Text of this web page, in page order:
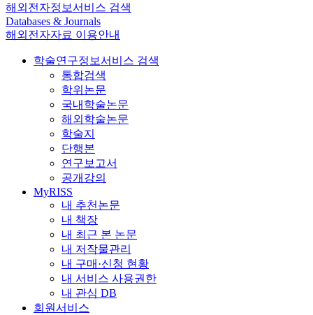
해외전자정보서비스 검색
Databases & Journals
해외전자자료 이용안내
학술연구정보서비스 검색
통합검색
학위논문
국내학술논문
해외학술논문
학술지
단행본
연구보고서
공개강의
MyRISS
내 추천논문
내 책장
내 최근 본 논문
내 저작물관리
내 구매·신청 현황
내 서비스 사용권한
내 관심 DB
회원서비스